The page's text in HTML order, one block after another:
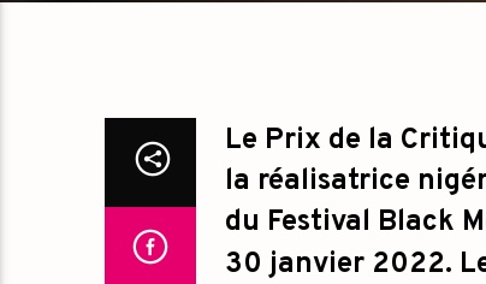
Le Prix de la
la réalisatrice
du Festival Black
30 janvier 2022.